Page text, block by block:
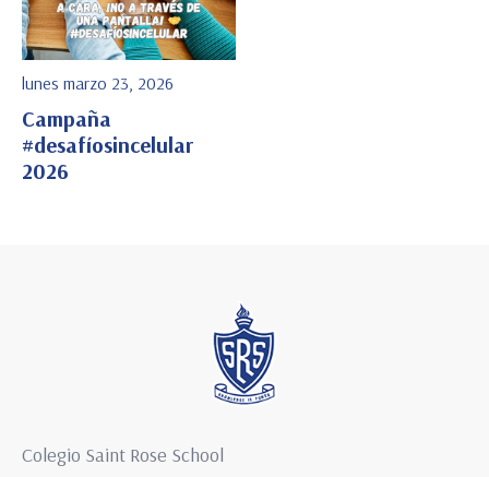
lunes marzo 23, 2026
Campaña
#desafíosincelular
2026
Colegio Saint Rose School